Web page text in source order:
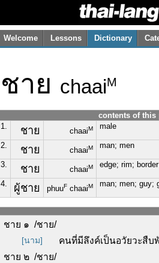
Welcome Lessons Dictionary
ชาย chaaiM
contents of this
1.
ชาย chaaiM male
2. ชาย chaaiM man; men
3. ชาย chaaiM edge; rim;
4. ผู้ชาย phuuF chaaiM man; men; guy;
ชาย ๑ /ชาย/
[นาม]
คนที่มีลึงค์เป็นอวัยวะสืบ
ชาย ๒ /ชาย/